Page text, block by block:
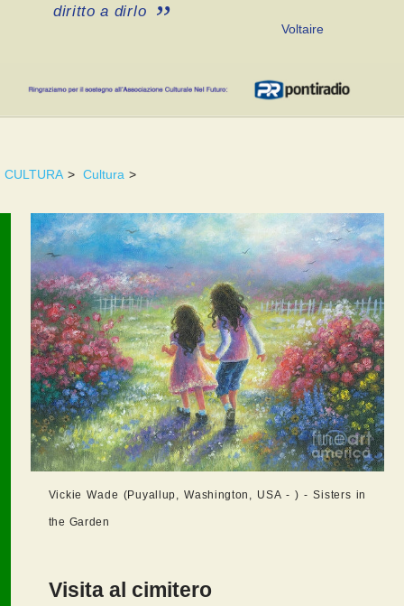
diritto a dirlo
Voltaire
CULTURA > Cultura >
Vickie Wade (Puyallup, Washington, USA - ) - Sisters in
the Garden
Visita al cimitero